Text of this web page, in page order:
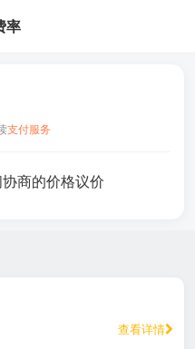
率
支付服务
商的价格议价
查看详情